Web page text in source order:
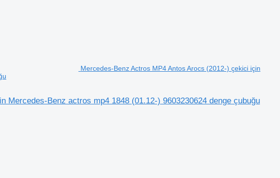
Mercedes-Benz Actros MP4 Antos Arocs (2012-) çekici için
Benz actros mp4 1848 (01.12-) 9603230624 denge çubuğu